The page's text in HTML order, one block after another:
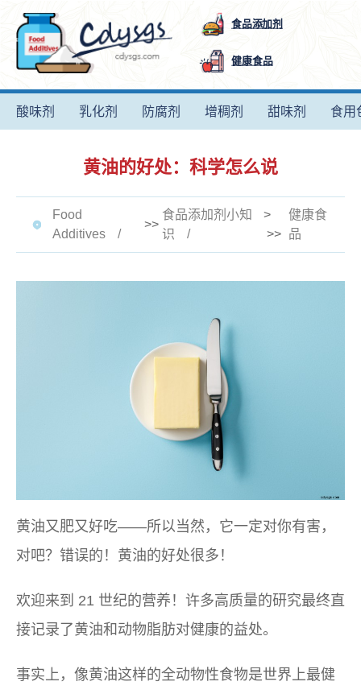
食品添加剂
健康食品
酸味剂 乳化剂 防腐剂 增稠剂 甜味剂 食用
黄油的好处：科学怎么说
Food
Additives
>>
食品添加剂小知
识
>
>>
健康食
品
黄油又肥又好吃——所以当然，它一定对你有害，
对吧？错误的！黄油的好处很多！
欢迎来到 21 世纪的营养！许多高质量的研究最终直
接记录了黄油和动物脂肪对健康的益处。
事实上，像黄油这样的全动物性食物是世界上最健